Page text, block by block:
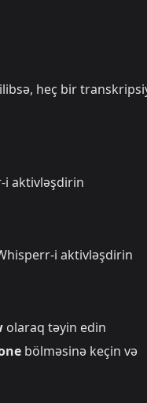
heç bir
i aktivləşdirin
i aktivləşdirin
olaraq təyin edin
bölməsinə keçin və